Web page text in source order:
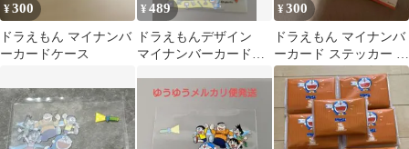
¥300
ドラえもん マイナンバ
ーカードケース
¥489
ドラえもんデザイン
マイナンバーカードケ
¥300
ドラえもん マイナンバ
ーカード ステッカー 3
枚セット